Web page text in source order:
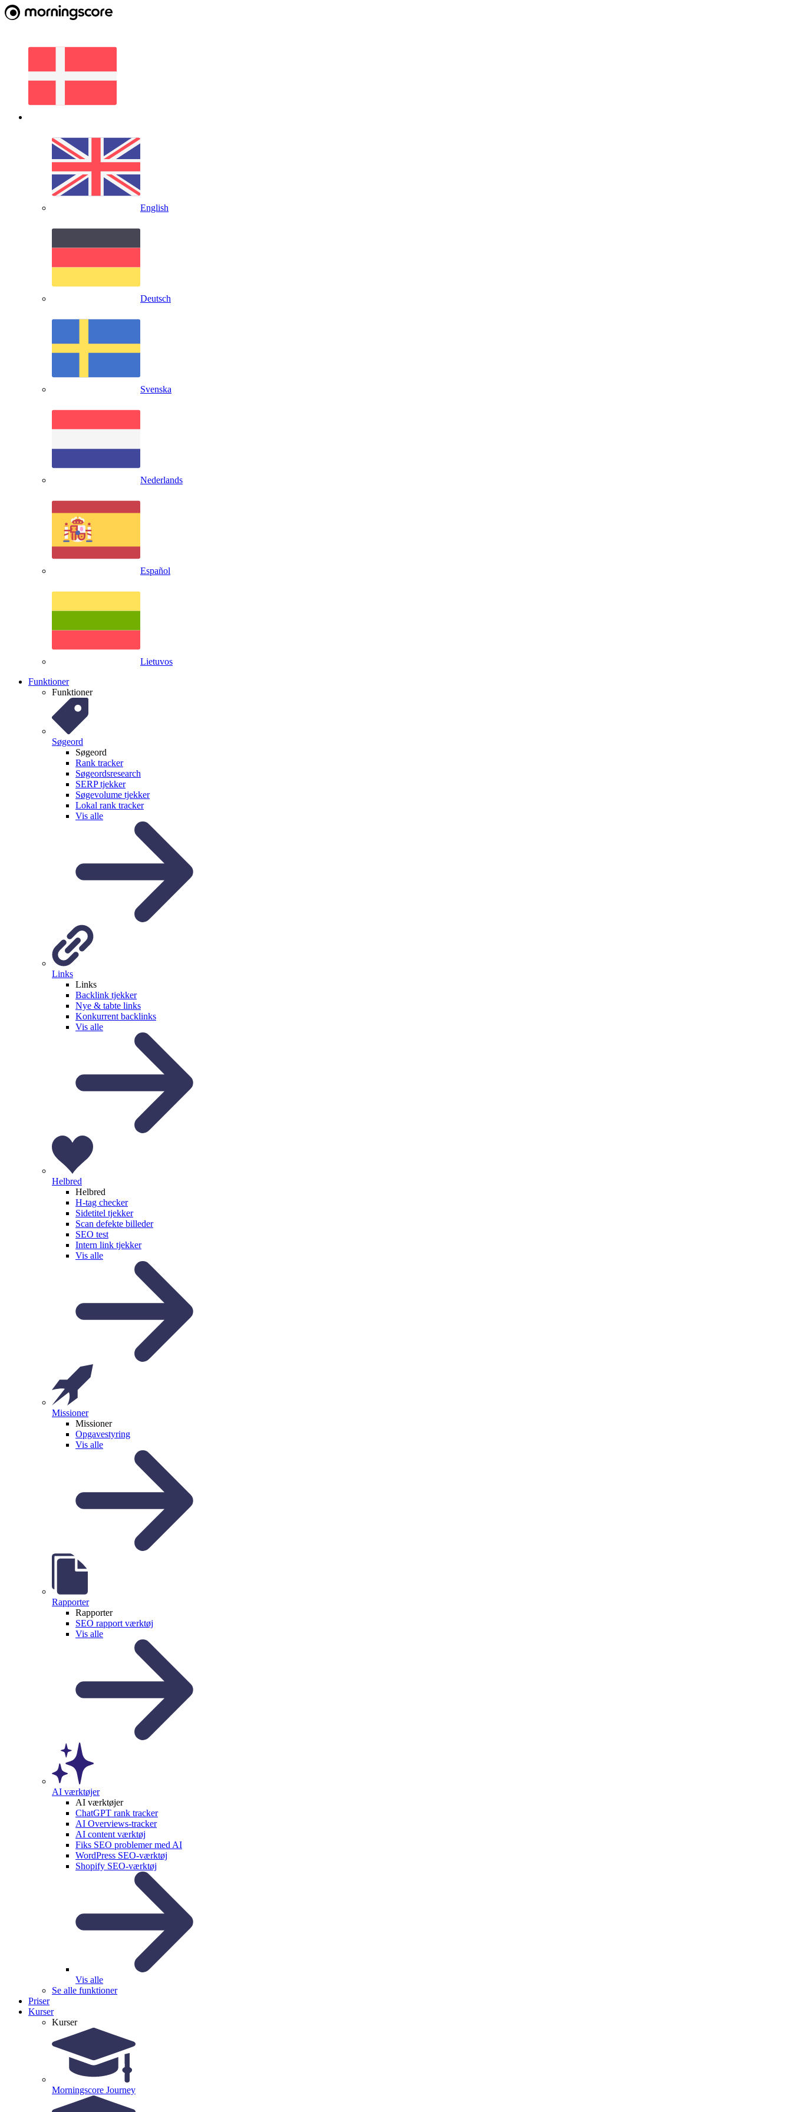
English
Deutsch
Svenska
Nederlands
Español
Lietuvos
Funktioner
Funktioner
Søgeord
Søgeord
Rank tracker
Søgeordsresearch
SERP tjekker
Søgevolume tjekker
Lokal rank tracker
Vis alle
Links
Links
Backlink tjekker
Nye & tabte links
Konkurrent backlinks
Vis alle
Helbred
Helbred
H-tag checker
Sidetitel tjekker
Scan defekte billeder
SEO test
Intern link tjekker
Vis alle
Missioner
Missioner
Opgavestyring
Vis alle
Rapporter
Rapporter
SEO rapport værktøj
Vis alle
AI værktøjer
AI værktøjer
ChatGPT rank tracker
AI Overviews-tracker
AI content værktøj
Fiks SEO problemer med AI
WordPress SEO-værktøj
Shopify SEO-værktøj
Vis alle
Se alle funktioner
Priser
Kurser
Kurser
Morningscore Journey